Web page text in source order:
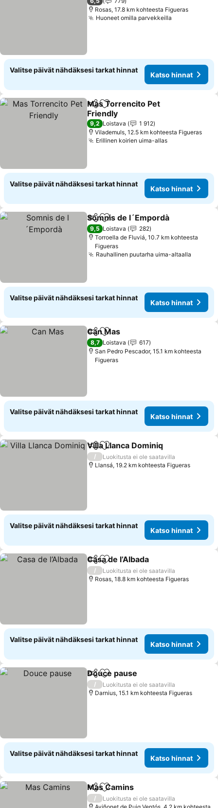
Rosas, 17.8 km kohteesta Figueras
Huoneet omilla parvekkeilla
Valitse päivät nähdäksesi tarkat hinnat
Katso hinnat
Jaa Lisää suosikkeihin
Mas Torrencito Pet
Friendly
Katso hinnat
9,2 Loistava
1 912
Vilademuls, 12.5 km kohteesta Figueras
Erillinen koirien uima-allasKatso hinnat
Valitse päivät nähdäksesi tarkat hinnat
Katso hinnat
Jaa Lisää suosikkeihin
Somnis de l´Empordà
9,5 Loistava
282
Torroella de Fluviá, 10.7 km kohteesta
Figueras
Rauhallinen puutarha uima-altaalla
Valitse päivät nähdäksesi tarkat hinnat
Katso hinnat
Jaa Lisää suosikkeihin
Can Mas
8,7 Loistava
617
San Pedro Pescador, 15.1 km kohteesta
Figueras
Valitse päivät nähdäksesi tarkat hinnat
Katso hinnat
Jaa Lisää suosikkeihin
Villa Llanca Dominiq
/
Luokitusta ei ole saatavilla
Llansá, 19.2 km kohteesta Figueras
Valitse päivät nähdäksesi tarkat hinnat
Katso hinnat
Jaa Lisää suosikkeihin
Casa de l’Albada
/
Luokitusta ei ole saatavilla
Rosas, 18.8 km kohteesta Figueras
Valitse päivät nähdäksesi tarkat hinnat
Katso hinnat
Jaa Lisää suosikkeihin
Douce pause
/
Luokitusta ei ole saatavilla
Darnius, 15.1 km kohteesta Figueras
Valitse päivät nähdäksesi tarkat hinnat
Katso hinnat
Jaa Lisää suosikkeihin
Mas Camins
/
Luokitusta ei ole saatavilla